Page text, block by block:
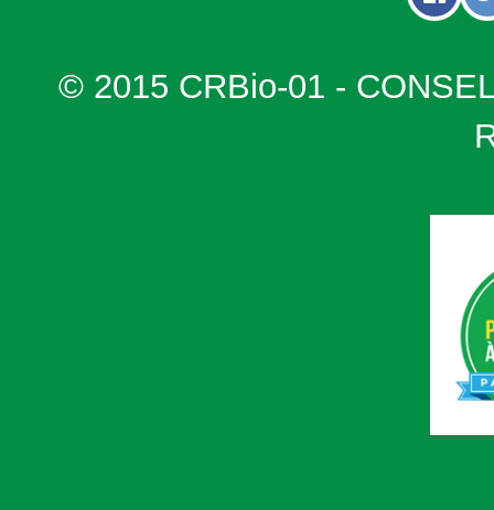
© 2015 CRBio-01 -